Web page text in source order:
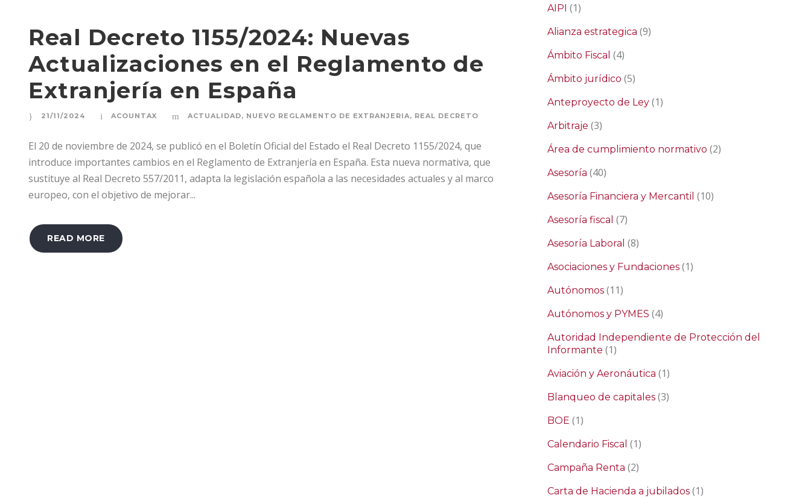
Real Decreto 1155/2024: Nuevas
Actualizaciones en el Reglamento de
Extranjería en España
21/11/2024 ACOUNTAX ACTUALIDAD, NUEVO REGLAMENTO DE EXTRANJERIA, REAL DECRETO
El 20 de noviembre de 2024, se publicó en el Boletín Oficial del Estado el Real Decreto 1155/2024, que
introduce importantes cambios en el Reglamento de Extranjería en España. Esta nueva normativa, que
sustituye al Real Decreto 557/2011, adapta la legislación española a las necesidades actuales y al marco
europeo, con el objetivo de mejorar...
READ MORE
AIPI (1)
Alianza estrategica (9)
Ámbito Fiscal (4)
Ámbito jurídico (5)
Anteproyecto de Ley (1)
Arbitraje (3)
Área de cumplimiento normativo (2)
Asesoría (40)
Asesoría Financiera y Mercantil (10)
Asesoría fiscal (7)
Asesoría Laboral (8)
Asociaciones y Fundaciones (1)
Autónomos (11)
Autónomos y PYMES (4)
Autoridad Independiente de Protección del
Informante (1)
Aviación y Aeronáutica (1)
Blanqueo de capitales (3)
BOE (1)
Calendario Fiscal (1)
Campaña Renta (2)
Carta de Hacienda a jubilados (1)